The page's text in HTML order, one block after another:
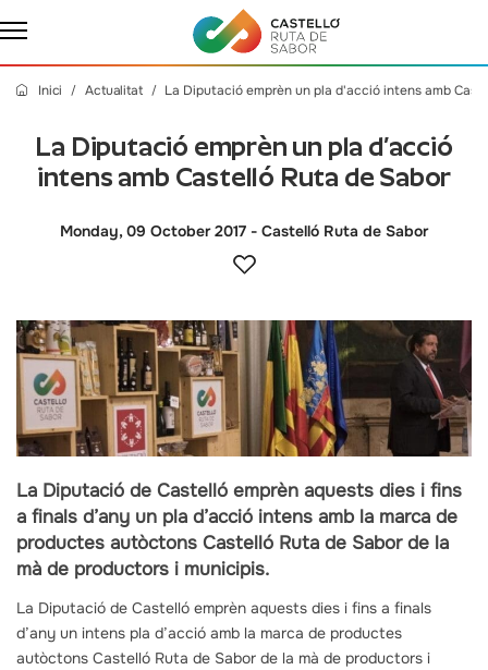
Inici Actualitat La Diputació emprèn un pla d'acció intens amb
La Diputació emprèn un pla d’acció
intens amb Castelló Ruta de Sabor
Monday, 09 October 2017 - Castelló Ruta de Sabor
La Diputació de Castelló emprèn aquests dies i fins
a finals d’any un pla d’acció intens amb la marca de
productes autòctons Castelló Ruta de Sabor de la
mà de productors i municipis.
La Diputació de Castelló emprèn aquests dies i fins a finals
d’any un intens pla d’acció amb la marca de productes
autòctons Castelló Ruta de Sabor de la mà de productors i